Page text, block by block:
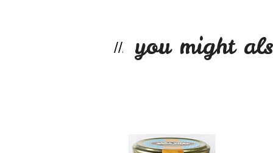
you might